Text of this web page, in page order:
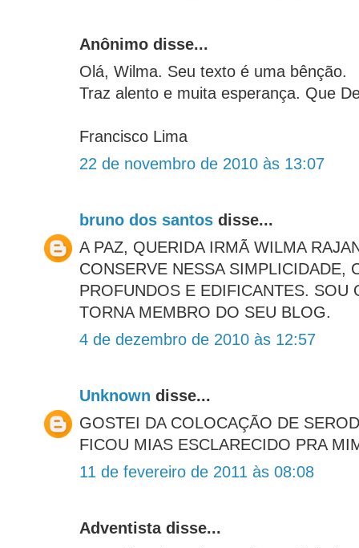
Anônimo disse...
Olá, Wilma. Seu texto é uma bênção.
Traz alento e muita esperança. Que
Francisco Lima
22 de novembro de 2010 às 13:07
bruno dos santos disse...
A PAZ, QUERIDA IRMÃ WILMA
CONSERVE NESSA SIMPLICIDADE,
PROFUNDOS E EDIFICANTES. SOU
TORNA MEMBRO DO SEU BLOG.
4 de dezembro de 2010 às 12:57
Unknown disse...
GOSTEI DA COLOCAÇÃO DE
FICOU MIAS ESCLARECIDO PRA
11 de fevereiro de 2011 às 08:08
Adventista disse...